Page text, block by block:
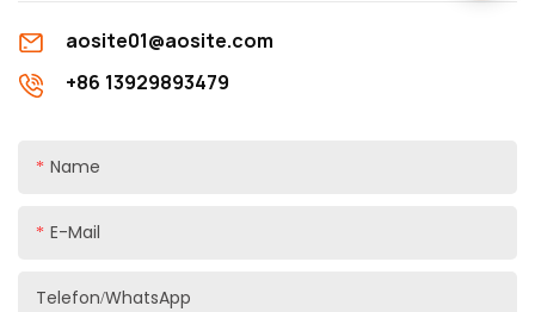
aosite01@aosite.com
+86 13929893479
Name
E-Mail
Telefon/WhatsApp